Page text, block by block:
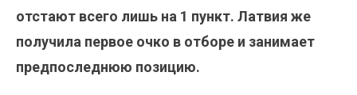
отстают всего лишь на 1 пункт. Латвия же
получила первое очко в отборе и занимает
предпоследнюю позицию.